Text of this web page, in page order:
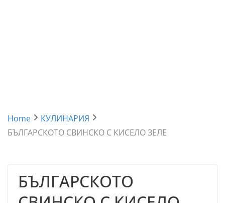
Home
КУЛИНАРИЯ
БЪЛГАРСКОТО СВИНСКО С КИСЕЛО ЗЕЛЕ
БЪЛГАРСКОТО